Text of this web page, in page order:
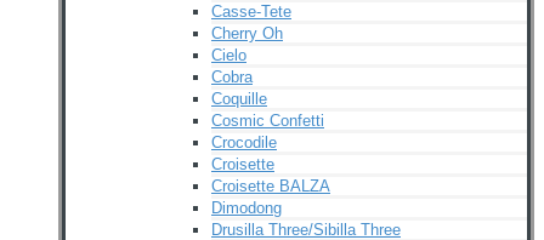
Casse-Tete
Cherry Oh
Cielo
Cobra
Coquille
Cosmic Confetti
Crocodile
Croisette
Croisette BALZA
Dimodong
Drusilla Three/Sibilla Three